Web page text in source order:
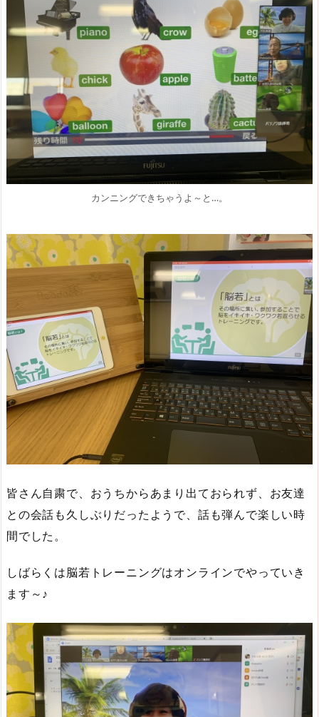
カンニングできちゃうよ～と…。
皆さん自粛で、おうちからあまり出ておられず、お友達
との会話も久しぶりだったようで、話も弾んで楽しい時
間でした。
しばらくは脳若トレーニングはオンラインでやっていき
ます～♪